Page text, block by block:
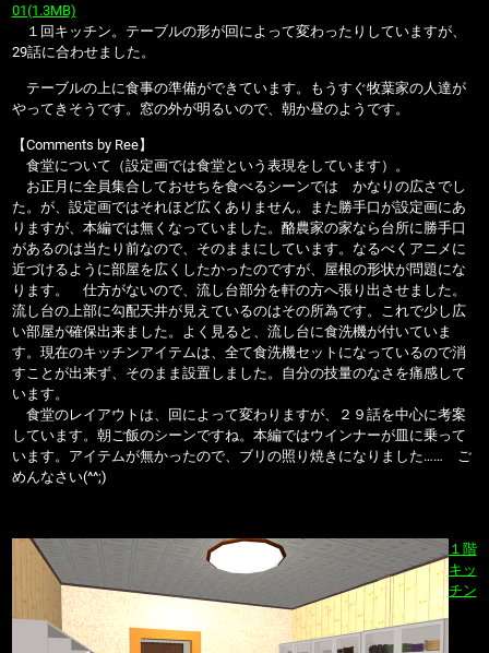
01(1.3MB)
１回キッチン。テーブルの形が回によって変わったりしていますが、
29話に合わせました。
テーブルの上に食事の準備ができています。もうすぐ牧葉家の人達が
やってきそうです。窓の外が明るいので、朝か昼のようです。
【Comments by Ree】
食堂について（設定画では食堂という表現をしています）。
お正月に全員集合しておせちを食べるシーンでは かなりの広さでし
た。が、設定画ではそれほど広くありません。また勝手口が設定画にあ
りますが、本編では無くなっていました。酪農家の家なら台所に勝手口
があるのは当たり前なので、そのままにしています。なるべくアニメに
近づけるように部屋を広くしたかったのですが、屋根の形状が問題にな
ります。 仕方がないので、流し台部分を軒の方へ張り出させました。
流し台の上部に勾配天井が見えているのはその所為です。これで少し広
い部屋が確保出来ました。よく見ると、流し台に食洗機が付いていま
す。現在のキッチンアイテムは、全て食洗機セットになっているので消
すことが出来ず、そのまま設置しました。自分の技量のなさを痛感して
います。
食堂のレイアウトは、回によって変わりますが、２９話を中心に考案
しています。朝ご飯のシーンですね。本編ではウインナーが皿に乗って
います。アイテムが無かったので、ブリの照り焼きになりました…… ご
めんなさい(^^;)
１階
キッ
チン